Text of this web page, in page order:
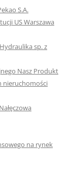
S.A.
US Warszawa
sp. z
Nasz Produkt
nieruchomości
na rynek